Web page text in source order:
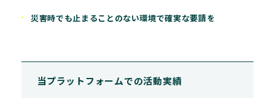
災害時でも止まることのない環境で確実な要請を
当プラットフォームでの活動実績